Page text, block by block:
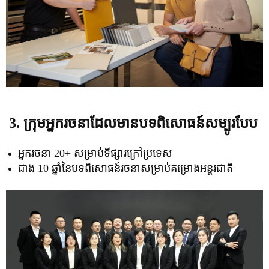
3. ក្រុមអ្នករចនាដែលមានបទពិសោធន៍សម្បូរបែប
អ្នករចនា 20+ សម្រាប់ទីផ្សារក្រៅប្រទេស
ជាង 10 ឆ្នាំនៃបទពិសោធន៍រចនាសម្រាប់គម្រោងអន្តរជាតិ